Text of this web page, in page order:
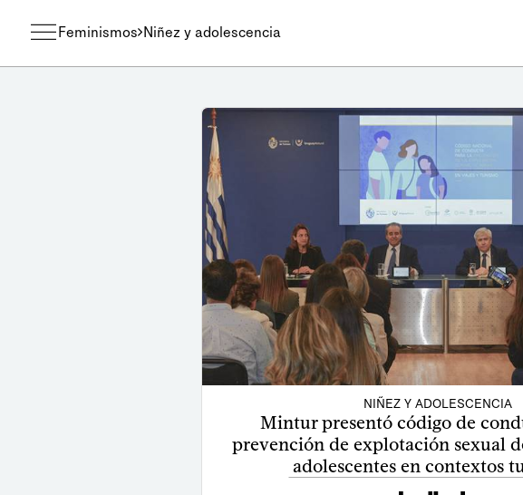
Feminismos Niñez y adolescencia
NIÑEZ Y ADOLESCENCIA
Mintur presentó código de
prevención de explotación sexual
adolescentes en contextos